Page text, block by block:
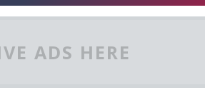
ADS HERE